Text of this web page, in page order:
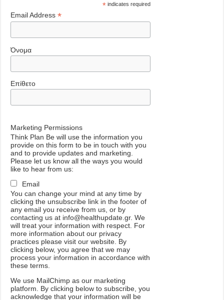
*indicates required
Email Address*
Όνομα
Επίθετο
Marketing Permissions
Think Plan Be will use the information you
provide on this form to be in touch with you
and to provide updates and marketing.
Please let us know all the ways you would
like to hear from us:
Email
You can change your mind at any time by
clicking the unsubscribe link in the footer of
any email you receive from us, or by
contacting us at info@healthupdate.gr. We
will treat your information with respect. For
more information about our privacy
practices please visit our website. By
clicking below, you agree that we may
process your information in accordance with
these terms.
We use MailChimp as our marketing
platform
By clicking below to subscribe ,you
acknowledge that your information will be